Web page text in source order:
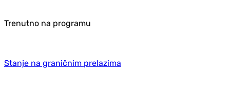
Trenutno na programu
Stanje na graničnim prelazima